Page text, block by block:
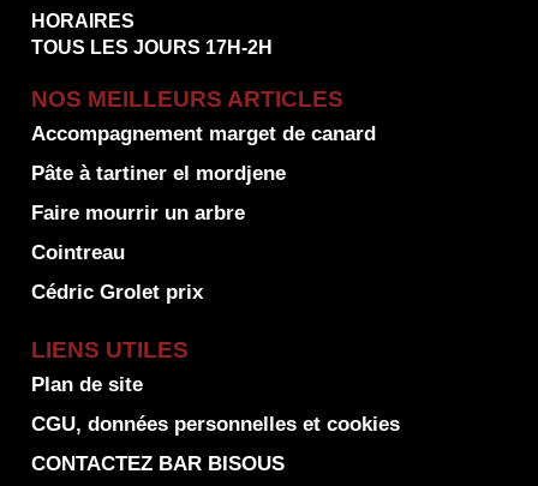
HORAIRES
TOUS LES JOURS 17H-2H
NOS MEILLEURS ARTICLES
Accompagnement marget de canard
Pâte à tartiner el mordjene
Faire mourrir un arbre
Cointreau
Cédric Grolet prix
LIENS UTILES
Plan de site
CGU, données personnelles et cookies
CONTACTEZ BAR BISOUS